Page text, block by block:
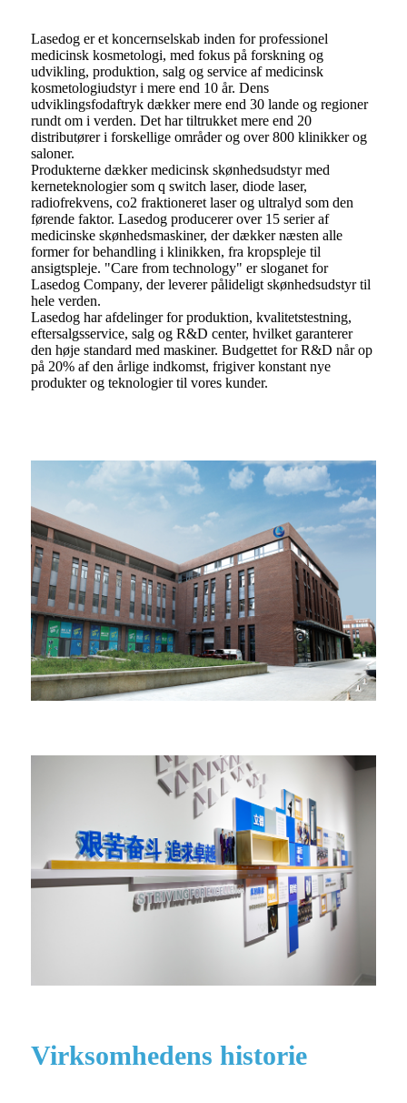
Lasedog er et koncernselskab inden for professionel
medicinsk kosmetologi, med fokus på forskning og
udvikling, produktion, salg og service af medicinsk
kosmetologiudstyr i mere end 10 år. Dens
udviklingsfodaftryk dækker mere end 30 lande og regioner
rundt om i verden. Det har tiltrukket mere end 20
distributører i forskellige områder og over 800 klinikker og
saloner.
Produkterne dækker medicinsk skønhedsudstyr med
kerneteknologier som q switch laser, diode laser,
radiofrekvens, co2 fraktioneret laser og ultralyd som den
førende faktor. Lasedog producerer over 15 serier af
medicinske skønhedsmaskiner, der dækker næsten alle
former for behandling i klinikken, fra kropspleje til
ansigtspleje. "Care from technology" er sloganet for
Lasedog Company, der leverer pålideligt skønhedsudstyr til
hele verden.
Lasedog har afdelinger for produktion, kvalitetstestning,
eftersalgsservice, salg og R&D center, hvilket garanterer
den høje standard med maskiner. Budgettet for R&D når op
på 20% af den årlige indkomst, frigiver konstant nye
produkter og teknologier til vores kunder.
Virksomhedens historie